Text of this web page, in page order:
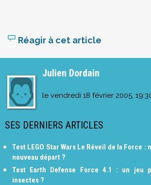
Réagir à cet article
Julien Dordain
le vendredi 18 février 2005,
SES DERNIERS ARTICLES
Test LEGO Star Wars Le Réveil de la Force
nouveau départ ?
Test Earth Defense Force 4.1 : un jeu
insectes ?